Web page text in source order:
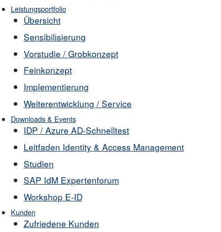
Leistungsportfolio
Übersicht
Sensibilisierung
Vorstudie / Grobkonzept
Feinkonzept
Implementierung
Weiterentwicklung / Service
Downloads & Events
IDP / Azure AD-Schnelltest
Leitfaden Identity & Access Management
Studien
SAP IdM Expertenforum
Workshop E-ID
Kunden
Zufriedene Kunden